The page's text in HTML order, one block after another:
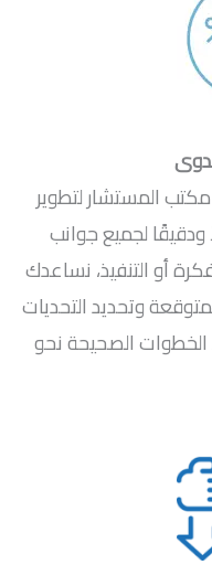
المستشار لتطوير
لجميع جوانب
أو التنفيذ، نساعدك
وتحديد التحديات
الخطوات الصحيحة نحو